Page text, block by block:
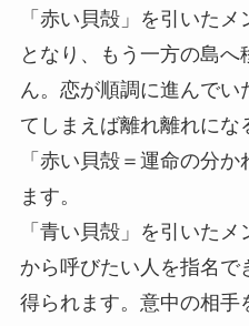
「赤い貝殻」を引いた
となり、もう一方の島
ん。恋が順調に進んで
てしまえば離れ離れにな
「赤い貝殻＝運命の分
ます。
「青い貝殻」を引いた
から呼びたい人を指名
得られます。意中の相手